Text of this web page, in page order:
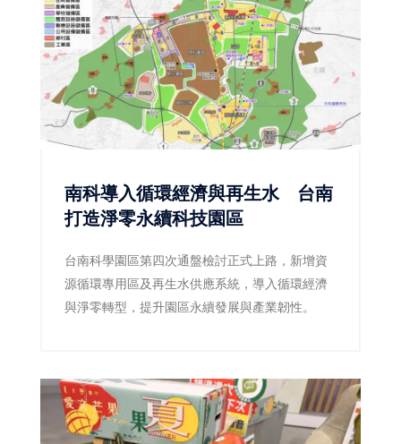
南科導入循環經濟與再生水 台南
打造淨零永續科技園區
台南科學園區第四次通盤檢討正式上路，新增資
源循環專用區及再生水供應系統，導入循環經濟
與淨零轉型，提升園區永續發展與產業韌性。